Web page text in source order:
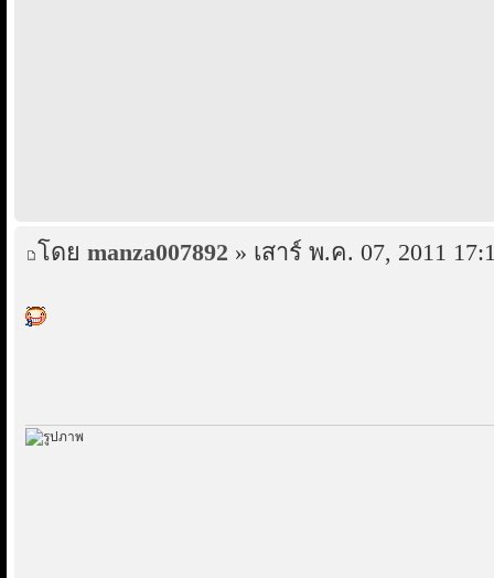
โดย manza007892 » เสาร์ พ.ค. 07, 2011